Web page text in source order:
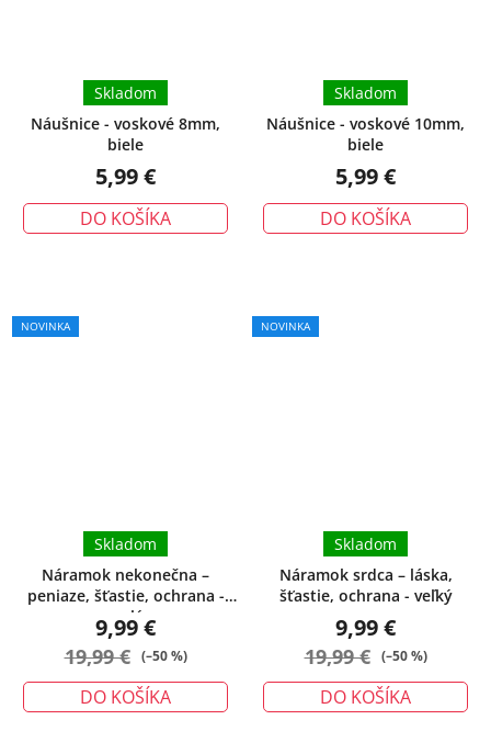
Náušnice - voskové 8mm,
biele
Skladom
5,99 €
DO KOŠÍKA
Náušnice - voskové 10mm,
biele
Skladom
5,99 €
DO KOŠÍKA
NOVINKA
Náramok nekonečna –
peniaze, šťastie, ochrana -
malý
Skladom
9,99 €
19,99 € (–50 %)
DO KOŠÍKA
NOVINKA
Náramok srdca – láska,
šťastie, ochrana - veľký
Skladom
9,99 €
19,99 € (–50 %)
DO KOŠÍKA